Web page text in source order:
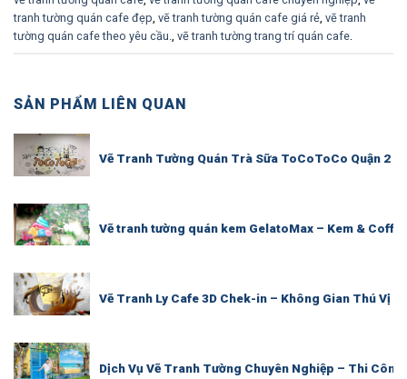
tranh tường quán cafe đẹp vẽ tranh tường quán cafe giá rẻ vẽ tranh
tường quán cafe theo yêu cầu.
vẽ tranh tường trang trí quán cafe
SẢN PHẨM LIÊN QUAN
Vẽ Tranh Tường Quán Trà Sữa ToCoToCo Quận 2
Vẽ tranh tường quán kem GelatoMax – Kem &
Vẽ Tranh Ly Cafe 3D Chek-in – Không Gian Thú Vị
Dịch Vụ Vẽ Tranh Tường Chuyên Nghiệp – Thi